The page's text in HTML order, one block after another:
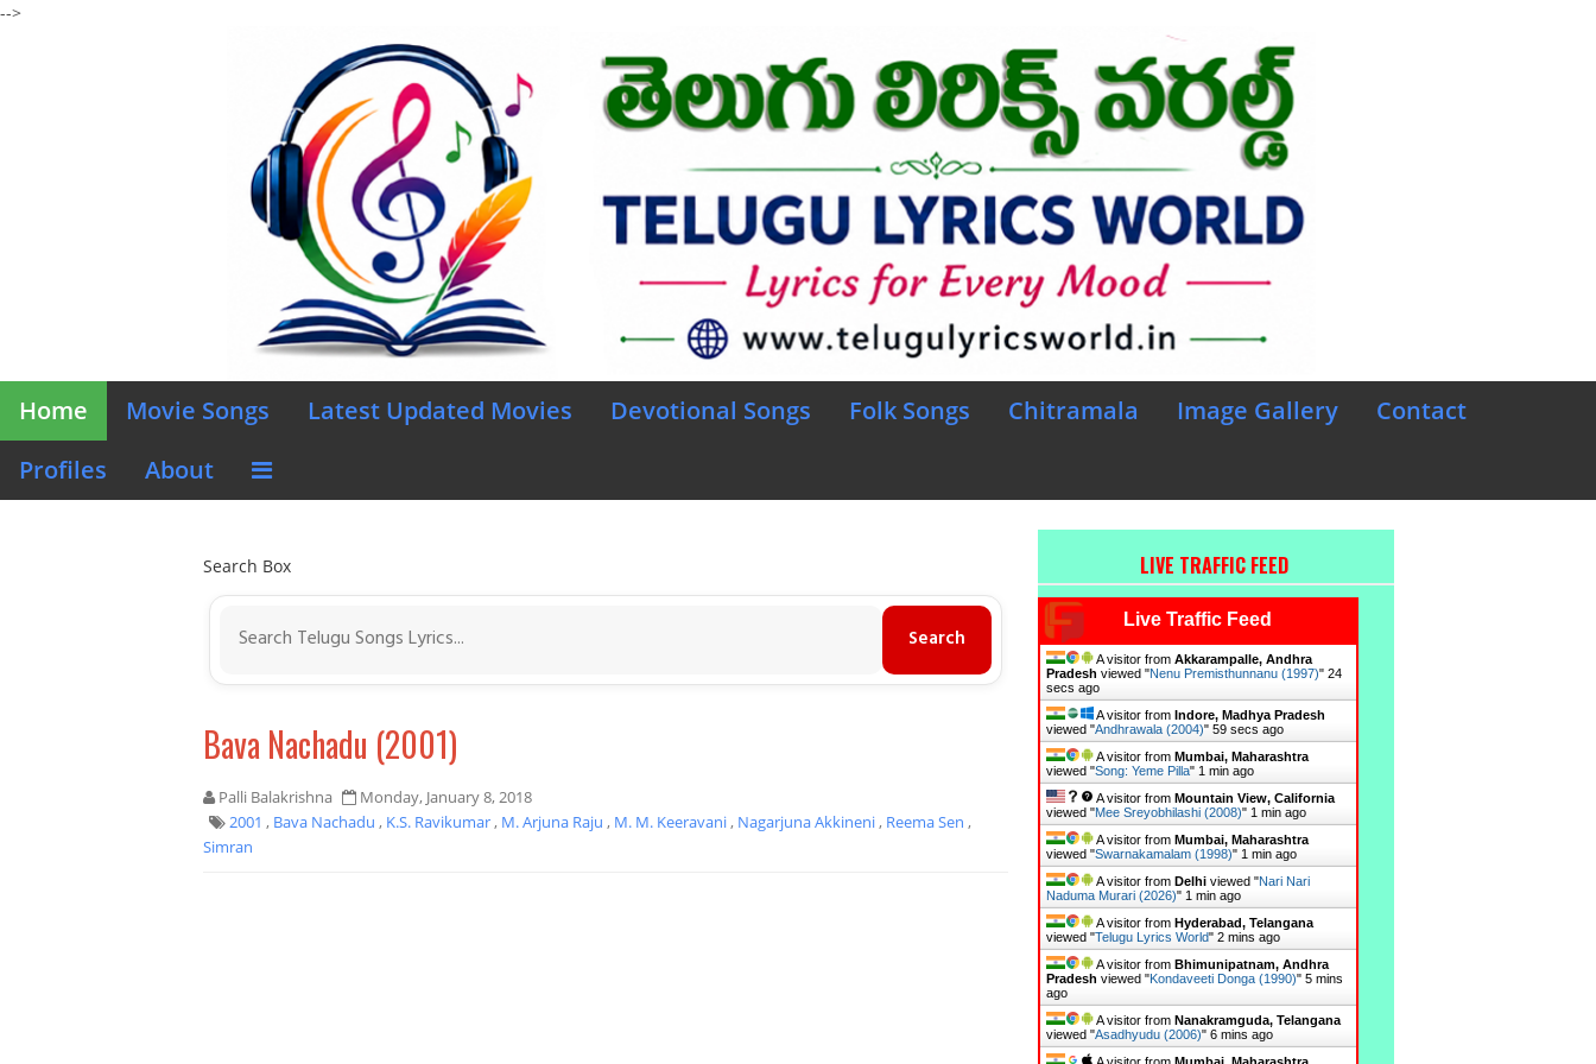
-->
Home Movie Songs Latest Updated Movies Devotional Songs Folk Songs Chitramala Image Gallery
Contact
Profiles
About
Search Box
Bava Nachadu (2001)
Palli Balakrishna
Monday, January 8, 2018
2001 , Bava Nachadu , K.S. Ravikumar, M. Arjuna Raju , M. M. Keeravani, Nagarjuna Akkineni, Reema Sen ,
Simran
LIVE TRAFFIC FEED
Live Traffic Feed
A visitor from Akkarampalle, Andhra
Pradesh viewed "Nenu Premisthunnanu (1997)" 25
secs ago
A visitor from Indore, Madhya Pradesh
viewed "Andhrawala (2004)" 1 min ago
A visitor from Mumbai, Maharashtra
viewed "Song: Yeme Pilla" 1 min ago
A visitor from Mountain View, California
viewed "Mee Sreyobhilashi (2008)" 1 min ago
A visitor from Mumbai, Maharashtra
viewed "Swarnakamalam (1998)" 1 min ago
A visitor from Delhiviewed "Nari Nari
Naduma Murari (2026)" 1 min ago
A visitor from Hyderabad, Telangana
viewed "Telugu Lyrics World" 2 mins ago
A visitor from Bhimunipatnam, Andhra
Pradesh viewed "Kondaveeti Donga (1990)" 5 mins
ago
A visitor from Nanakramguda, Telangana
viewed "Asadhyudu (2006)" 6 mins ago